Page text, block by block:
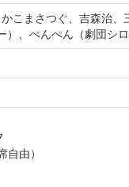
こまさつぐ、吉森治
）、ぺんぺん（劇団シロ
自由）